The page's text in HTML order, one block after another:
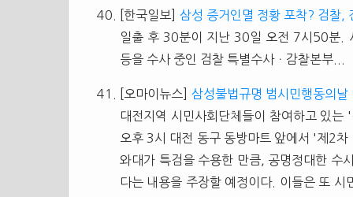
[한국일보] 삼성 증거인멸 정황 포착? 검찰,
일출 후 30분이 지난 30일 오전 7시50분.
등을 수사 중인 검찰 특별수사ㆍ감찰본부...
[오마이뉴스] 삼성불법규명 범시민행동의날
대전지역 시민사회단체들이 참여하고 있는 '
오후 3시 대전 동구 동방마트 앞에서 '제2
와대가 특검을 수용한 만큼, 공명정대한 수
다는 내용을 주장할 예정이다. 이들은 또